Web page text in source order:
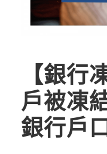
【銀行
戶被凍
銀行戶